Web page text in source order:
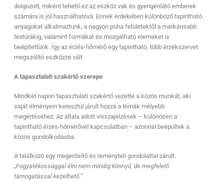
dolgozott, miként tehető ez az eszköz vak és gyengénlátó emberek
számára is jól használhatóvá. Ennek érdekében különböző tapintható
anyagokat alkalmaztunk, a nagyon puha felületektől a markánsabb
textúrákig, valamint formákat és mozgatható elemeket is
beépítettünk. Így az érzés-hőmérő egy tapintható, több érzékszervet
megszólító eszközzé vált.
A tapasztalati szakértő szerepe
Mindkét napon tapasztalati szakértő vezette a közös munkát, aki
saját élményein keresztül járult hozzá a témák mélyebb
megértéséhez. Az általa adott visszajelzések – különösen a
tapintható érzés-hőmérővel kapcsolatban – azonnal beépültek a
közös gondolkodásba.
A találkozó egy megerősítő és reményteli gondolattal zárult:
„Fogyatékossággal élni nem mindig könnyű, de megfelelő
támogatással kezelhető.”